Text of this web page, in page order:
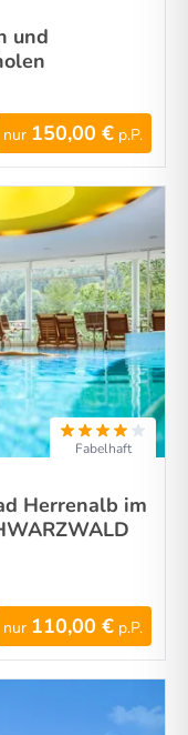
und
nur 150,00 € p.P.
Fabelhaft
Herrenalb im
nur 110,00 € p.P.